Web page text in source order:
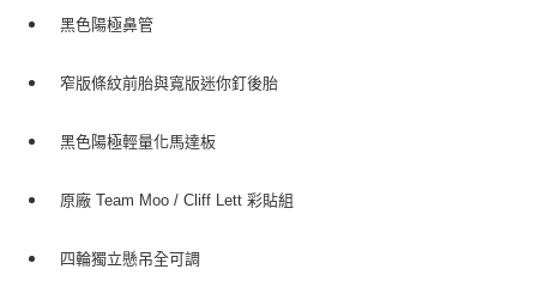
黑色陽極鼻管
窄版條紋前胎與寬版迷你釘後胎
黑色陽極輕量化馬達板
原廠 Team Moo / Cliff Lett 彩貼組
四輪獨立懸吊全可調